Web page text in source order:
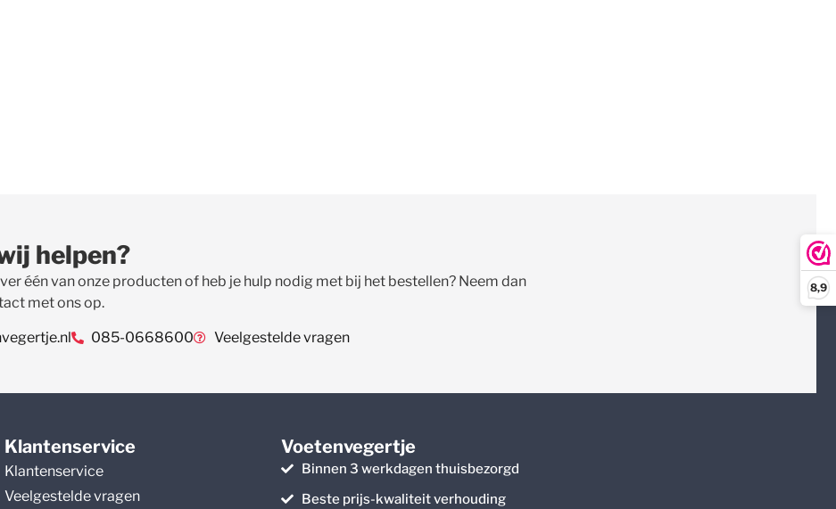
8,9
helpen?
één van onze producten of heb je hulp nodig met bij het bestellen? Neem dan
met ons op.
085-0668600 Veelgestelde vragen
Klantenservice
Klantenservice
Veelgestelde vragen
Voetenvegertje
Binnen 3 werkdagen thuisbezorgd
Beste prijs-kwaliteit verhouding